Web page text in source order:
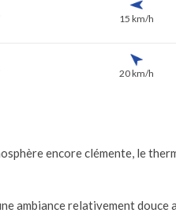
15 km/h
20 km/h
encore clémente, le
ambiance relativement douce